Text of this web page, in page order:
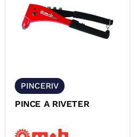
PINCERIV
PINCE A RIVETER